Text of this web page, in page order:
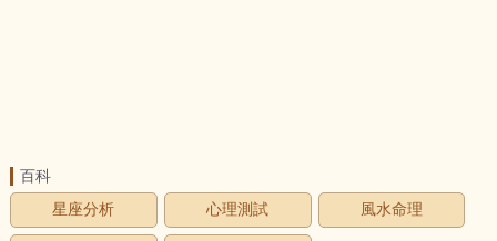
百科
星座分析
心理測試 風水命理